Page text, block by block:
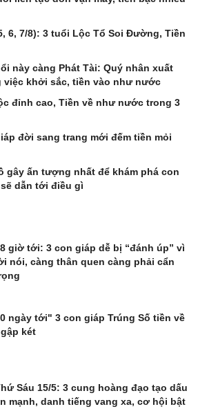
6, 7/8): 3 tuổi Lộc Tổ Soi Đường, Tiền
này càng Phát Tài: Quý nhân xuất
việc khởi sắc, tiền vào như nước
đỉnh cao, Tiền về như nước trong 3
đời sang trang mới đếm tiền mỏi
gây ấn tượng nhất để khám phá con
dẫn tới điều gì
giờ tới: 3 con giáp dễ bị “đánh úp” vì
nói, càng thân quen càng phải cẩn
ngày tới" 3 con giáp Trúng Số tiền về
két
Sáu 15/5: 3 cung hoàng đạo tạo dấu
mạnh, danh tiếng vang xa, cơ hội bật